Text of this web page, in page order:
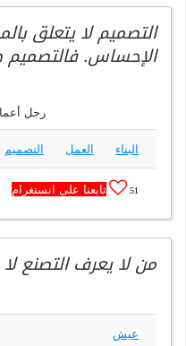
التصميم لا يتعلق
الإحساس. فالتصميم
رجل
البناء العمل التصميم
51 تابعنا على انستغرام
من لا يعرف التصنع
عيش